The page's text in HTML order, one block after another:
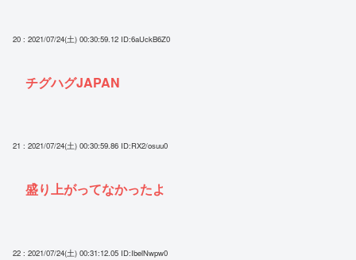
20 : 2021/07/24(土) 00:30:59.12 ID:6aUckB6Z0
チグハグJAPAN
21 : 2021/07/24(土) 00:30:59.86 ID:RX2/osuu0
盛り上がってなかったよ
22 : 2021/07/24(土) 00:31:12.05 ID:IbelNwpw0